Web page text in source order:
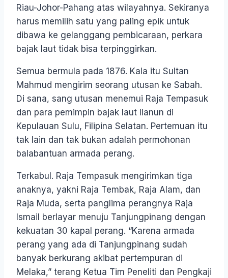
Riau-Johor-Pahang atas wilayahnya. Sekiranya
harus memilih satu yang paling epik untuk
dibawa ke gelanggang pembicaraan, perkara
bajak laut tidak bisa terpinggirkan.
Semua bermula pada 1876. Kala itu Sultan
Mahmud mengirim seorang utusan ke Sabah.
Di sana, sang utusan menemui Raja Tempasuk
dan para pemimpin bajak laut Ilanun di
Kepulauan Sulu, Filipina Selatan. Pertemuan itu
tak lain dan tak bukan adalah permohonan
balabantuan armada perang.
Terkabul. Raja Tempasuk mengirimkan tiga
anaknya, yakni Raja Tembak, Raja Alam, dan
Raja Muda, serta panglima perangnya Raja
Ismail berlayar menuju Tanjungpinang dengan
kekuatan 30 kapal perang. “Karena armada
perang yang ada di Tanjungpinang sudah
banyak berkurang akibat pertempuran di
Melaka,” terang Ketua Tim Peneliti dan Pengkaji